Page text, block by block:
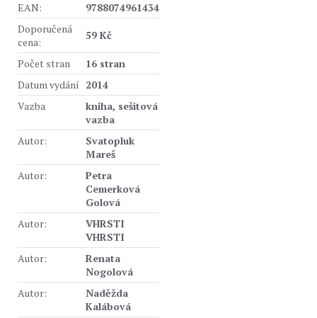
EAN:
9788074961434
Doporučená
cena:
59 Kč
Počet stran
16 stran
Datum vydání 2014
Vazba
kniha, sešitová
vazba
Autor:
Svatopluk
Mareš
Autor:
Petra
Cemerková
Golová
Autor:
VHRSTI
VHRSTI
Autor:
Renata
Nogolová
Autor:
Naděžda
Kalábová